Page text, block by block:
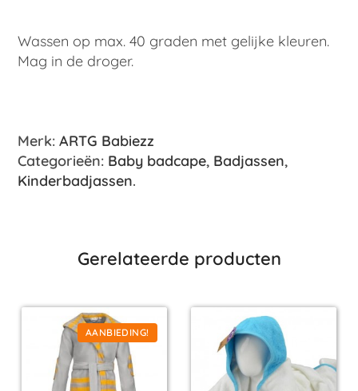
Wassen op max. 40 graden met gelijke kleuren.
Mag in de droger.
Merk:ARTG Babiezz
Categorieën: Baby badcape, Badjassen,
Kinderbadjassen.
Gerelateerde producten
AANBIEDING!